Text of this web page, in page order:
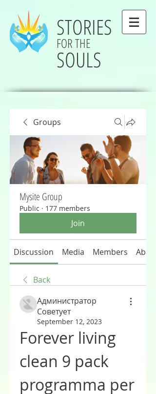
STORIES
FOR THE
SOULS
Groups
Mysite Group
Public · 177 members
Join
Discussion Media Members About
Back
Администратор
Советует
September 12, 2023
Forever living
clean 9 pack
programma per